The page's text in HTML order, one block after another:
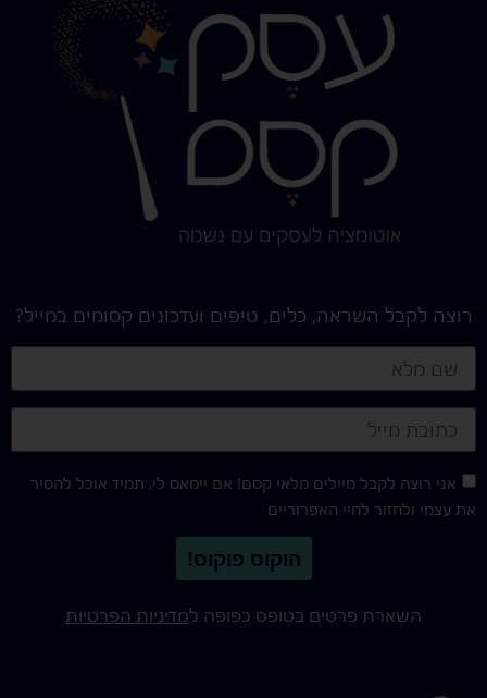
רוצה לקבל השראה, כלים, טיפים ועדכונים קסומים במייל?
אני רוצה לקבל מיילים מלאי קסם! אם יימאס לי, תמיד אוכל להסיר
את עצמי ולחזור לחיי האפרוריים
הוקוס פוקוס!
השארת פרטים בטופס כפופה למדיניות הפרטיות